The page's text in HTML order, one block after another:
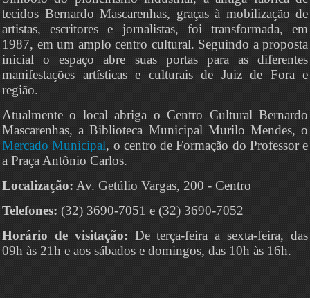
tecidos Bernardo Mascarenhas, graças à mobilização de
artistas, escritores e jornalistas, foi transformada, em
1987, em um amplo centro cultural. Seguindo a proposta
inicial o espaço abre suas portas para as diferentes
manifestações artísticas e culturais de Juiz de Fora e
região.
Atualmente o local abriga o Centro Cultural Bernardo
Mascarenhas, a Biblioteca Municipal Murilo Mendes, o
Mercado Municipal, o centro de Formação do Professor e
a Praça Antônio Carlos.
Localização: Av. Getúlio Vargas, 200 - Centro
Telefones: (32) 3690-7051 e (32) 3690-7052
Horário de visitação: De terça-feira a sexta-feira, das
09h às 21h e aos sábados e domingos, das 10h às 16h.